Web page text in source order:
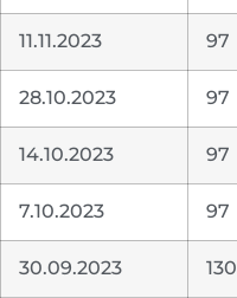
11.11.2023 97
28.10.2023 97
14.10.2023 97
7.10.2023 97
30.09.2023 130